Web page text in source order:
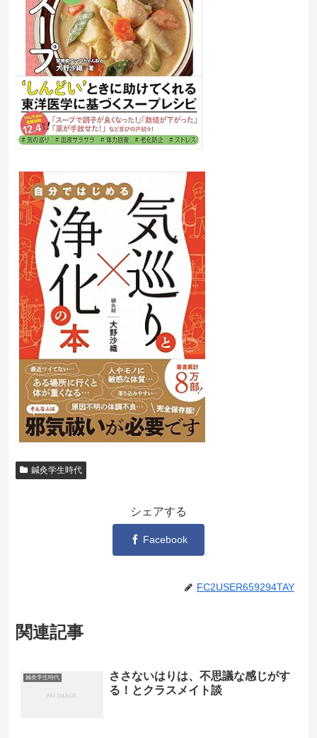
鍼灸学生時代
シェアする
Facebook
FC2USER659294TAY
関連記事
鍼灸学生時代
ささないはりは、不思議な感じがす
る！とクラスメイト談